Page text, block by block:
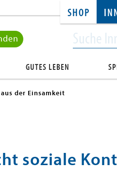
SHOP
GUTES LEBEN
aus der Einsamkeit
soziale